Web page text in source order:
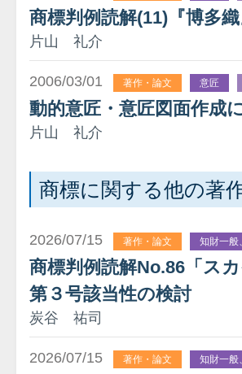
商標判例読解(11)『博多
片山 礼介
2006/03/01 著作・論文 意匠
動的意匠・意匠図面作成
片山 礼介
商標に関する他の著
2026/07/15 著作・論文 知財一般
商標判例読解No.86「ス
第３号該当性の検討
炭谷 祐司
2026/07/15 著作・論文 知財一般